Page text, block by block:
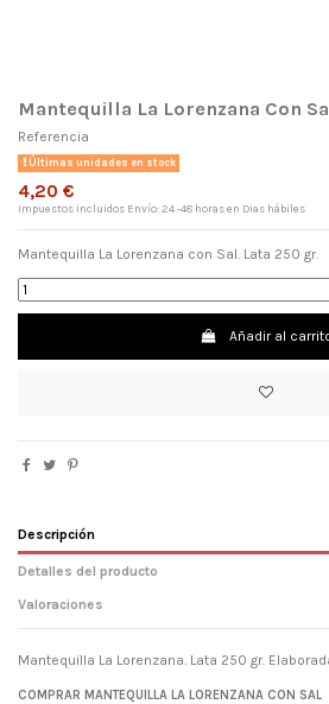
Mantequilla La Lorenzana Con
Referencia
Últimas unidades en stock
4,20 €
Impuestos incluidos Envío: 24 -48 horas en Dias hábiles
Mantequilla La Lorenzana con Sal. Lata 250 gr.
Añadir al
Descripción
Detalles del producto
Valoraciones
Mantequilla La Lorenzana. Lata 250 gr.
COMPRAR MANTEQUILLA LA LORENZANA CON SAL